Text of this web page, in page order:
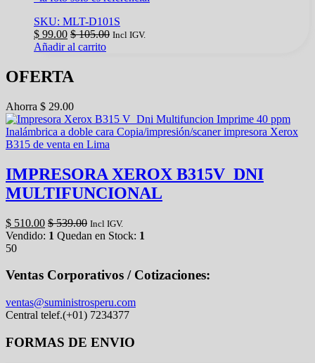
SKU: MLT-D101S
$ 99.00 $105.00 Incl IGV.
Añadir al carrito
OFERTA
Ahorra $ 29.00
IMPRESORA XEROX B315V_DNI
MULTIFUNCIONAL
$ 510.00 $539.00 Incl IGV.
Vendido: 1 Quedan en Stock: 1
50
Ventas Corporativos / Cotizaciones:
ventas@suministrosperu.com
Central telef.(+01) 7234377
FORMAS DE ENVIO